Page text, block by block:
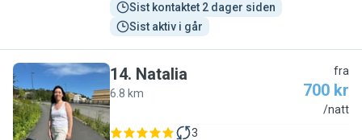
Sist kontaktet 2 dager siden
Sist aktiv i går
N
14. Natalia
6.8 km
fra
700 kr
/natt
3